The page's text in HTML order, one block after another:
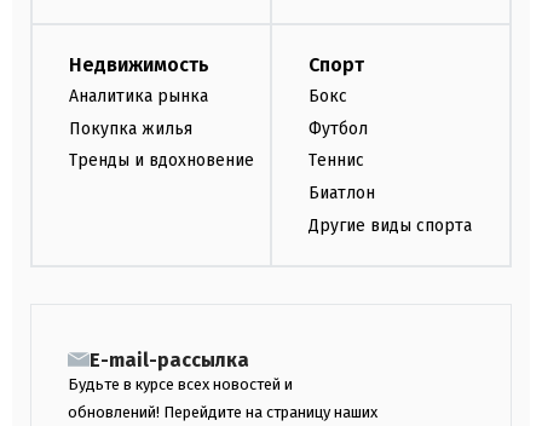
Недвижимость
Аналитика рынка
Покупка жилья
Тренды и вдохновение
Спорт
Бокс
Футбол
Теннис
Биатлон
Другие виды спорта
E-mail-рассылка
Будьте в курсе всех новостей и
обновлений! Перейдите на страницу наших